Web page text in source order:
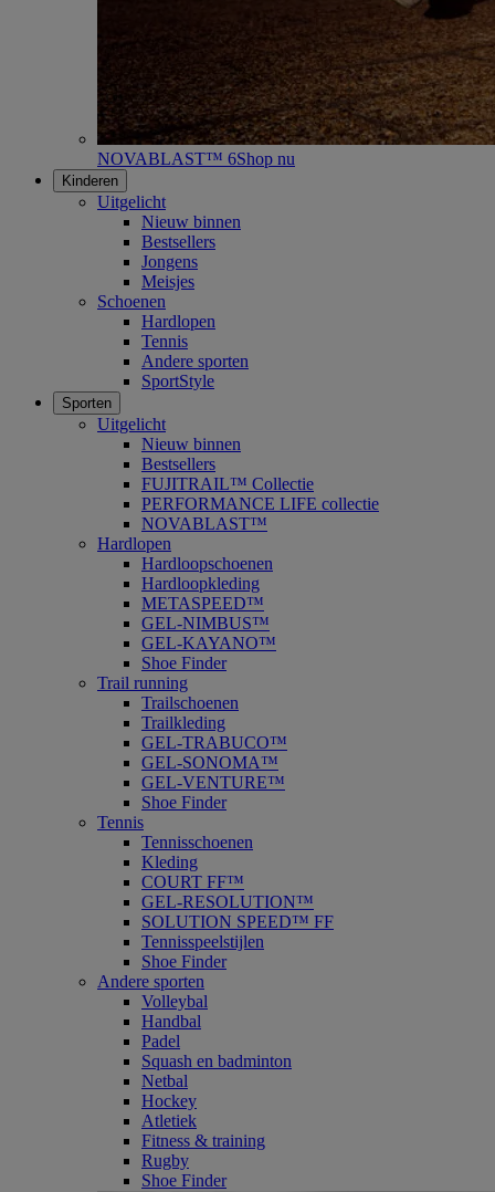
NOVABLAST™ 6Shop nu
Kinderen
Uitgelicht
Nieuw binnen
Bestsellers
Jongens
Meisjes
Schoenen
Hardlopen
Tennis
Andere sporten
SportStyle
Sporten
Uitgelicht
Nieuw binnen
Bestsellers
FUJITRAIL™ Collectie
PERFORMANCE LIFE collectie
NOVABLAST™
Hardlopen
Hardloopschoenen
Hardloopkleding
METASPEED™
GEL-NIMBUS™
GEL-KAYANO™
Shoe Finder
Trail running
Trailschoenen
Trailkleding
GEL-TRABUCO™
GEL-SONOMA™
GEL-VENTURE™
Shoe Finder
Tennis
Tennisschoenen
Kleding
COURT FF™
GEL-RESOLUTION™
SOLUTION SPEED™ FF
Tennisspeelstijlen
Shoe Finder
Andere sporten
Volleybal
Handbal
Padel
Squash en badminton
Netbal
Hockey
Atletiek
Fitness & training
Rugby
Shoe Finder